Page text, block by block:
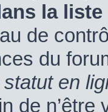
la
de
du
en
de n’être